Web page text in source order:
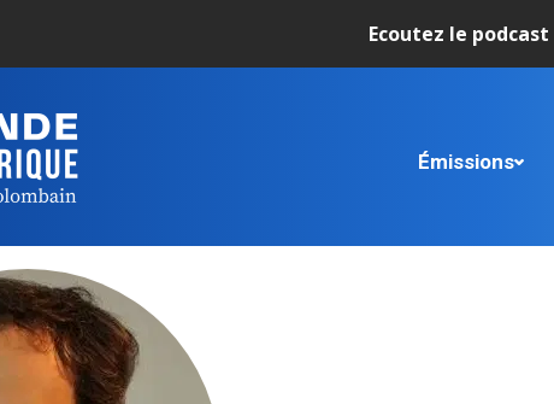
Ecoutez le podcast
Émissions